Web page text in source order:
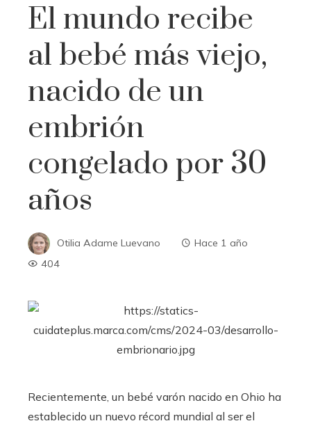
El mundo recibe
al bebé más viejo,
nacido de un
embrión
congelado por 30
años
Otilia Adame Luevano
Hace 1 año
404
Recientemente, un bebé varón nacido en Ohio ha
establecido un nuevo récord mundial al ser el